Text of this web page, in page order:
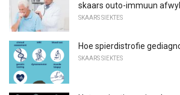
skaars outo-immuun
SKAARS SIEKTES
Hoe spierdistrofie
SKAARS SIEKTES